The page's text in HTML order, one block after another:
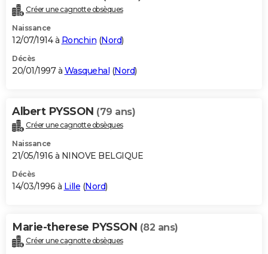
Créer une cagnotte obsèques
Naissance
12/07/1914 à Ronchin (Nord)
Décès
20/01/1997 à Wasquehal (Nord)
Albert PYSSON (79 ans)
Créer une cagnotte obsèques
Naissance
21/05/1916 à NINOVE BELGIQUE
Décès
14/03/1996 à Lille (Nord)
Marie-therese PYSSON (82 ans)
Créer une cagnotte obsèques